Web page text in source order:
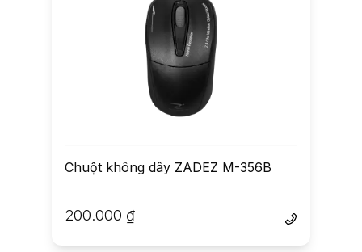
Chuột không dây ZADEZ M-356B
200.000 ₫